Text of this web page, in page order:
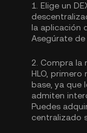
1. Elige un
la aplicación
Asegúrate
2. Compra la
HLO,
base, ya que
admiten
Puedes
centralizado